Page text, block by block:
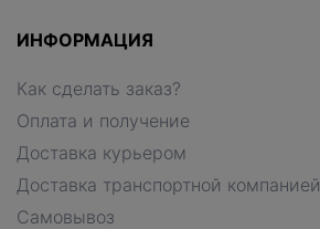
ИНФОРМАЦИЯ
Как сделать заказ?
Оплата и получение
Доставка курьером
Доставка транспортной компанией
Самовывоз